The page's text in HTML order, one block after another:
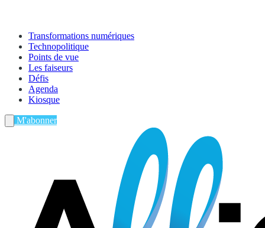
Transformations numériques
Technopolitique
Points de vue
Les faiseurs
Défis
Agenda
Kiosque
M'abonner